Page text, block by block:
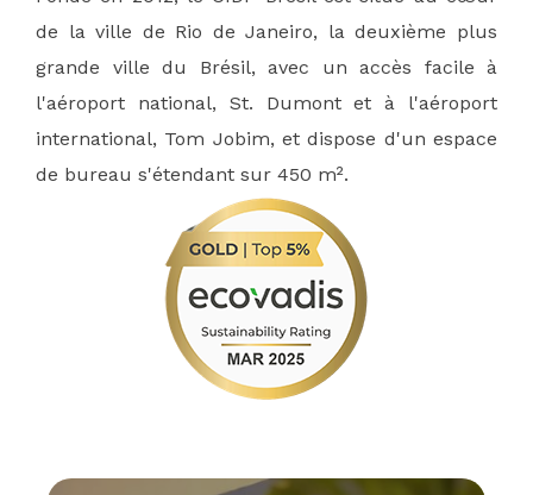
de la ville de Rio de Janeiro, la deuxième plus
grande ville du Brésil, avec un accès facile à
l'aéroport national, St. Dumont et à l'aéroport
international, Tom Jobim, et dispose d'un espace
de bureau s'étendant sur 450 m².